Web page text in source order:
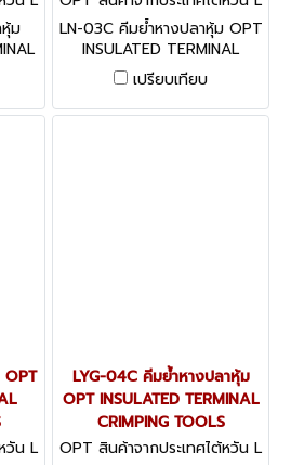
ม
N-03C
LN-03C คีมย้ำหางปลาหุ้ม OPT
INSULATED TERMINAL
CRIMPING TOOLS
เปรียบเทียบ
วัน L
LYG-04C คีมย้ำหางปลาหุ้ม
OPT INSULATED TERMINAL
CRIMPING TOOLS
OPT สินค้าจากประเทศไต้หวัน L